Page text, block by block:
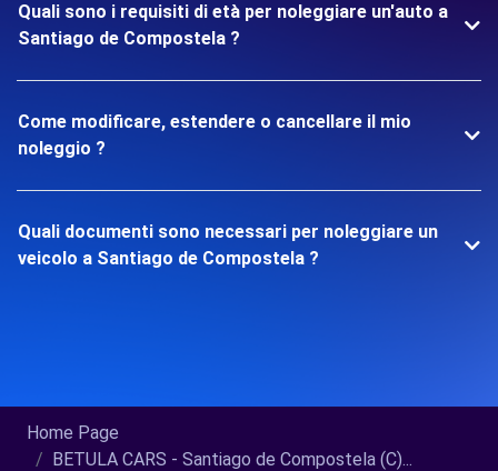
Quali sono i requisiti di età per noleggiare un'auto a
Santiago de Compostela ?
Come modificare, estendere o cancellare il mio
noleggio ?
Quali documenti sono necessari per noleggiare un
veicolo a Santiago de Compostela ?
Home Page
BETULA CARS - Santiago de Compostela (C)...